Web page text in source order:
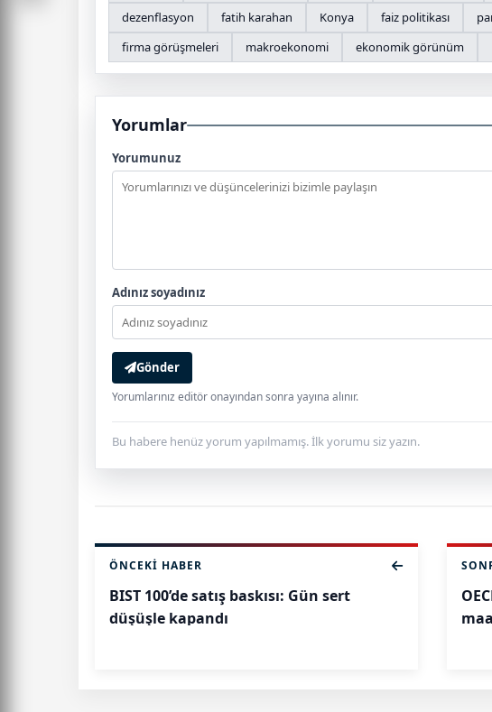
dezenflasyon
fatih karahan Konya faiz politikası
firma görüşmeleri
makroekonomi ekonomik görünüm
Yorumlar
Yorumunuz
Adınız soyadınız
Gönder
Yorumlarınız editör onayından sonra yayına alınır.
Bu habere henüz yorum yapılmamış. İlk yorumu siz yazın.
ÖNCEKI HABER
BIST 100’de satış baskısı: Gün sert
düşüşle kapandı